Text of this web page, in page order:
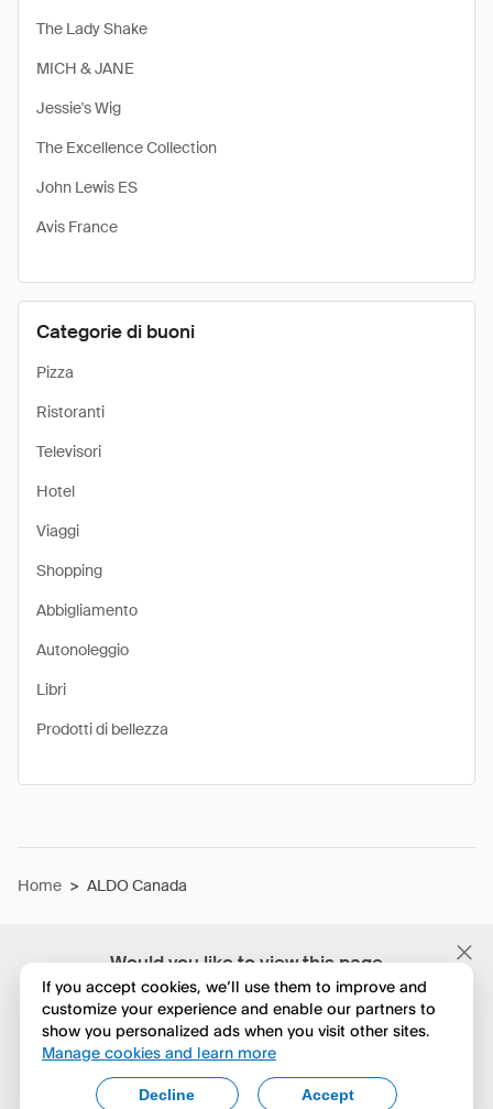
Would you like to view this page
in English?
No, continua a esplorare
Yes, change to English
The Lady Shake
MICH & JANE
Jessie's Wig
The Excellence Collection
John Lewis ES
Avis France
Categorie di buoni
Pizza
Ristoranti
Televisori
Hotel
Viaggi
Shopping
Abbigliamento
Autonoleggio
Libri
Prodotti di bellezza
Home > ALDO Canada
If you accept cookies, we’ll use them to improve and
customize your experience and enable our partners to
show you personalized ads when you visit other sites.
Manage cookies and learn more
Accept
Decline